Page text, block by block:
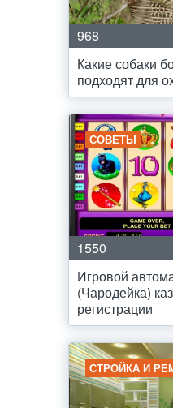
968
Какие собаки
подходят для
СОВЕТЫ
1550
Игровой
(Чародейка)
регистрации
СТРОЙКА И